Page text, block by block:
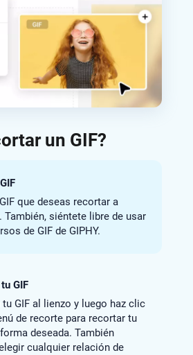
un GIF?
que deseas recortar a
También, siéntete libre de usar
de GIF de GIPHY.
GIF
GIF al lienzo y luego haz clic
de recorte para recortar tu
deseada. También
cualquier relación de